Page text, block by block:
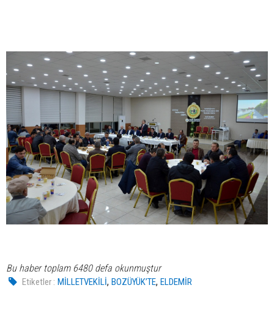
Bu haber toplam 6480 defa okunmuştur
Etiketler : MİLLETVEKİLİ,BOZÜYÜK’TE,ELDEMİR